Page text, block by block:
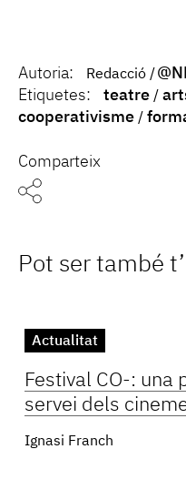
Autoria: Redacció
Etiquetes:
teatre
cooperativisme
Comparteix
Pot ser també
Actualitat
Festival CO-: una
servei dels
Ignasi Franch